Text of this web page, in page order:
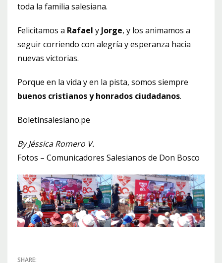
toda la familia salesiana.
Felicitamos a Rafael y Jorge, y los animamos a
seguir corriendo con alegría y esperanza hacia
nuevas victorias.
Porque en la vida y en la pista, somos siempre
buenos cristianos y honrados ciudadanos.
Boletínsalesiano.pe
By Jéssica Romero V.
Fotos – Comunicadores Salesianos de Don Bosco